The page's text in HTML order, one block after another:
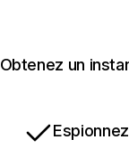
Obtenez un